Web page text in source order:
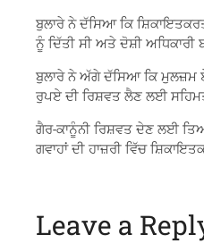
ਬੁਲਾਰੇ ਨੇ ਦੱਸਿਆ ਕਿ
ਨੂੰ ਦਿੱਤੀ ਸੀ ਅਤੇ ਦੋਸ਼ੀ
ਬੁਲਾਰੇ ਨੇ ਅੱਗੇ ਦੱਸਿਆ ਕਿ ਮੁਲਜ਼ਮ
ਰੁਪਏ ਦੀ ਰਿਸ਼ਵਤ ਲੈਣ ਲਈ
ਗੈਰ-ਕਾਨੂੰਨੀ ਰਿਸ਼ਵਤ ਦੇਣ ਲਈ
ਗਵਾਹਾਂ ਦੀ ਹਾਜ਼ਰੀ ਵਿੱਚ
Leave a